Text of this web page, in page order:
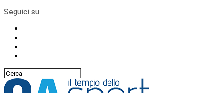
Seguici su